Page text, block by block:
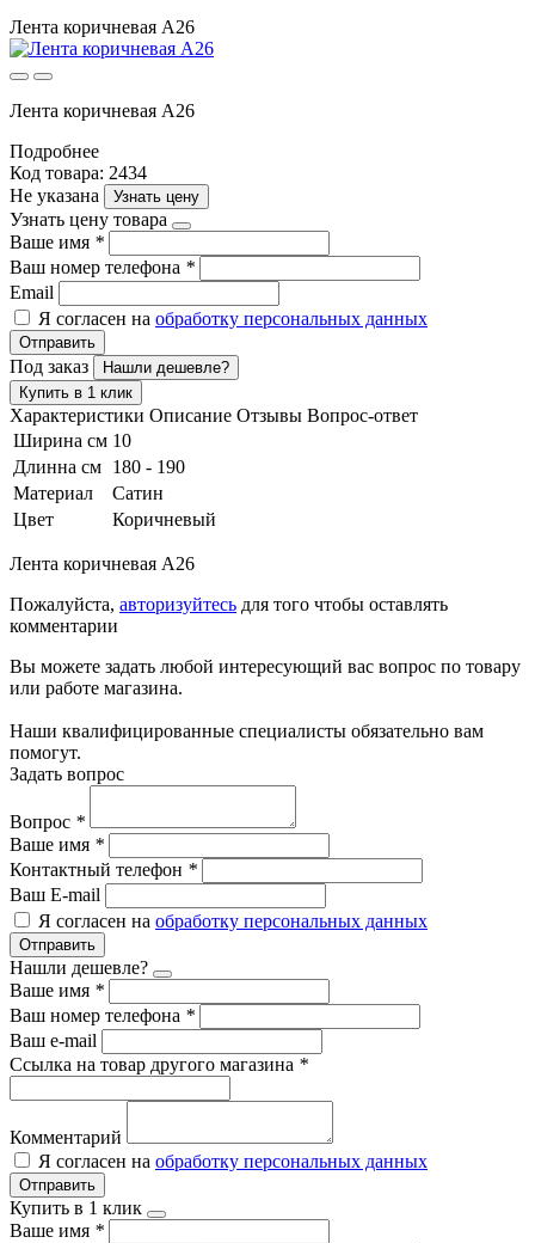
Лента коричневая A26
Лента коричневая A26
Подробнее
Код товара: 2434
Не указана
Узнать цену
Узнать цену товара
Ваше имя *
Ваш номер телефона *
Email
Я согласен на обработку персональных данных
Отправить
Под заказ
Нашли дешевле?
Купить в 1 клик
Характеристики Описание Отзывы Вопрос-ответ
Ширина см 10
Длинна см 180 - 190
Материал
Сатин
Цвет
Коричневый
Лента коричневая A26
Пожалуйста, авторизуйтесь для того чтобы оставлять
комментарии
Вы можете задать любой интересующий вас вопрос по товару
или работе магазина.
Наши квалифицированные специалисты обязательно вам
помогут.
Задать вопрос
Вопрос *
Ваше имя *
Контактный телефон *
Ваш E-mail
Я согласен на обработку персональных данных
Отправить
Нашли дешевле?
Ваше имя *
Ваш номер телефона *
Ваш e-mail
Ссылка на товар другого магазина *
Комментарий
Я согласен на обработку персональных данных
Отправить
Купить в 1 клик
Ваше имя *